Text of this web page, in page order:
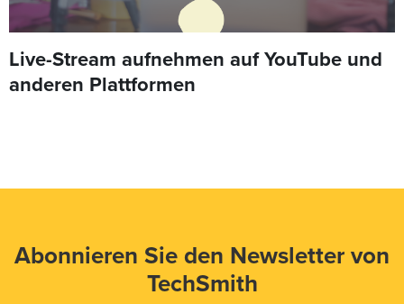
Live-Stream aufnehmen auf YouTube und
anderen Plattformen
Abonnieren Sie den Newsletter von
TechSmith